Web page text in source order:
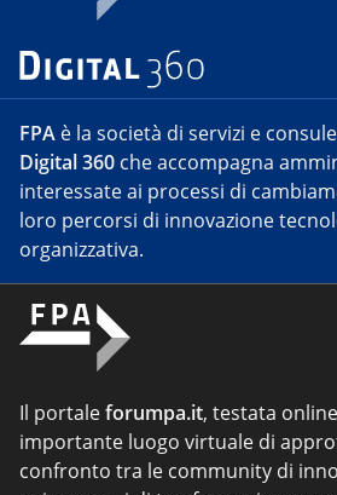
FPA è la società di servizi e
Digital 360 che accompagna
interessate ai processi di
loro percorsi di innovazione
organizzativa.
Il portaleforumpa.it, testata
importante luogo virtuale di
confronto tra le community di